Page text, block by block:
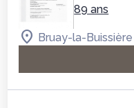
89 ans
Bruay-la-Buissière